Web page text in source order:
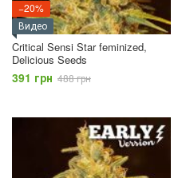
−20%
Видео
Critical Sensi Star feminized,
Delicious Seeds
391 грн 488 грн